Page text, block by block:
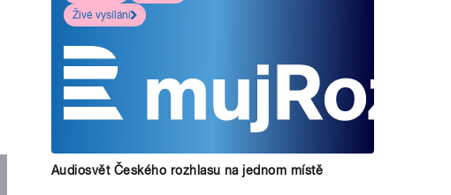
Živé vysílání
Audiosvět Českého rozhlasu na jednom místě